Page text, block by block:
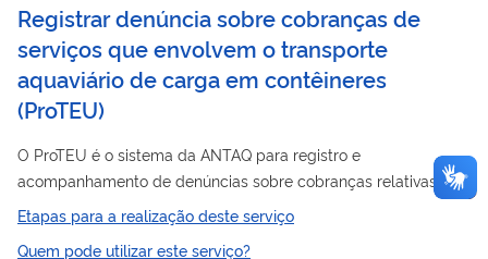
Registrar denúncia sobre cobranças de
serviços que envolvem o transporte
aquaviário de carga em contêineres
(ProTEU)
O ProTEU é o sistema da ANTAQ para registro e
acompanhamento de denúncias sobre cobranças relativas a
frete, taxas, sobretaxas e outras correlatas no transporte
Etapas para a realização deste serviço
Quem pode utilizar este serviço?